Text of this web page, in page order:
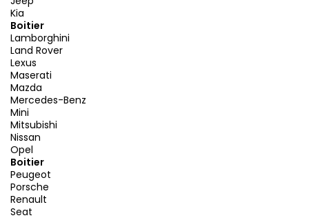
Kia
Boitier
Lamborghini
Land Rover
Lexus
Maserati
Mazda
Mercedes-Benz
Mini
Mitsubishi
Nissan
Opel
Boitier
Peugeot
Porsche
Renault
Seat